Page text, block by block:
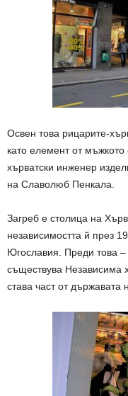
Освен това рицарите-
като елемент от
хърватски инженер
на Славолюб Пенкала.
Загреб е столица на
независимостта й през
Югославия. Преди това
съществува Независима
става част от държавата